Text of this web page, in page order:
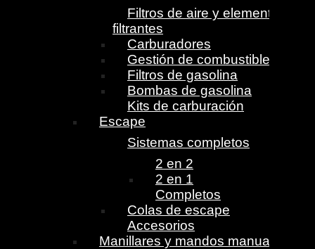
Filtros de aire y elementos
filtrantes
Carburadores
Gestión de combustible
Filtros de gasolina
Bombas de gasolina
Kits de carburación
Escape
Sistemas completos
2 en 2
2 en 1
Completos
Colas de escape
Accesorios
Manillares y mandos manuales